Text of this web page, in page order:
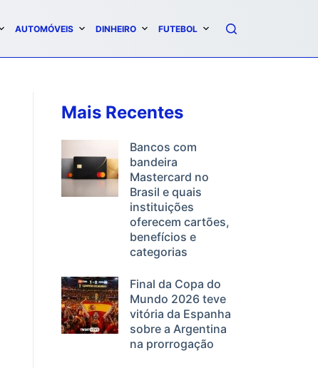
AUTOMÓVEIS DINHEIRO FUTEBOL
Mais Recentes
Bancos com
bandeira
Mastercard no
Brasil e quais
instituições
oferecem cartões,
benefícios e
categorias
Final da Copa do
Mundo 2026 teve
vitória da Espanha
sobre a Argentina
na prorrogação